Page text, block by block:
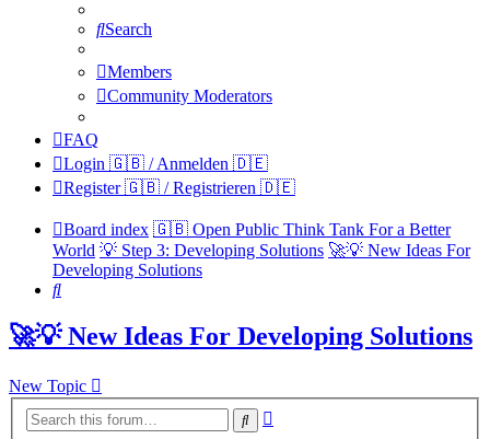
Search
Members
Community Moderators
FAQ
Login 🇬🇧 / Anmelden 🇩🇪
Register 🇬🇧 / Registrieren 🇩🇪
Board index 🇬🇧 Open Public Think Tank For a Better
World 💡 Step 3: Developing Solutions 🚀💡 New Ideas For
Developing Solutions
Search
🚀💡 New Ideas For Developing Solutions
New Topic
Search